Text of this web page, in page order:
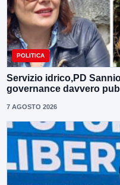
POLITICA
Servizio idrico,PD
governance davvero
7 AGOSTO 2026